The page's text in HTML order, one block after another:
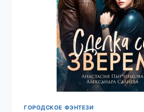
ГОРОДСКОЕ ФЭНТЕЗИ